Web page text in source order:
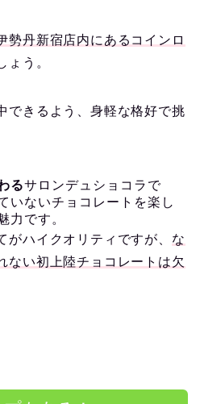
勢丹新宿店内にあるコインロ
ょう。
できるよう、身軽な格好で挑
るサロンデュショコラで
いないチョコレートを楽し
力です。
がハイクオリティですが、 な
ない初上陸チョコレートは欠